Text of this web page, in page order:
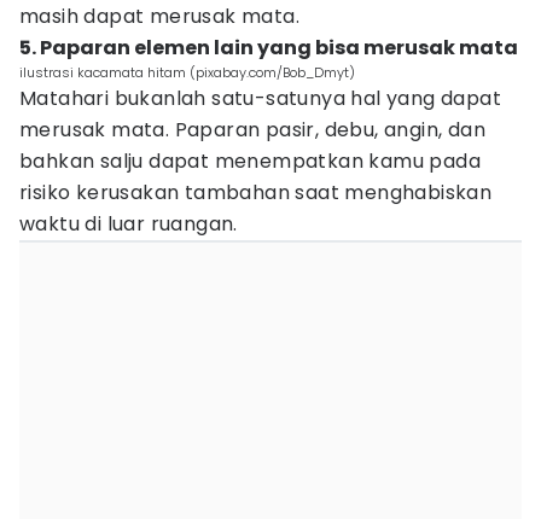
masih dapat merusak mata.
5. Paparan elemen lain yang bisa merusak mata
ilustrasi kacamata hitam (pixabay.com/Bob_Dmyt)
Matahari bukanlah satu-satunya hal yang dapat
merusak mata. Paparan pasir, debu, angin, dan
bahkan salju dapat menempatkan kamu pada
risiko kerusakan tambahan saat menghabiskan
waktu di luar ruangan.